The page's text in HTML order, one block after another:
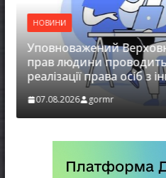
НОВИНИ
Уповноважений
прав людини
реалізації права осіб з
07.08.2026 gormr